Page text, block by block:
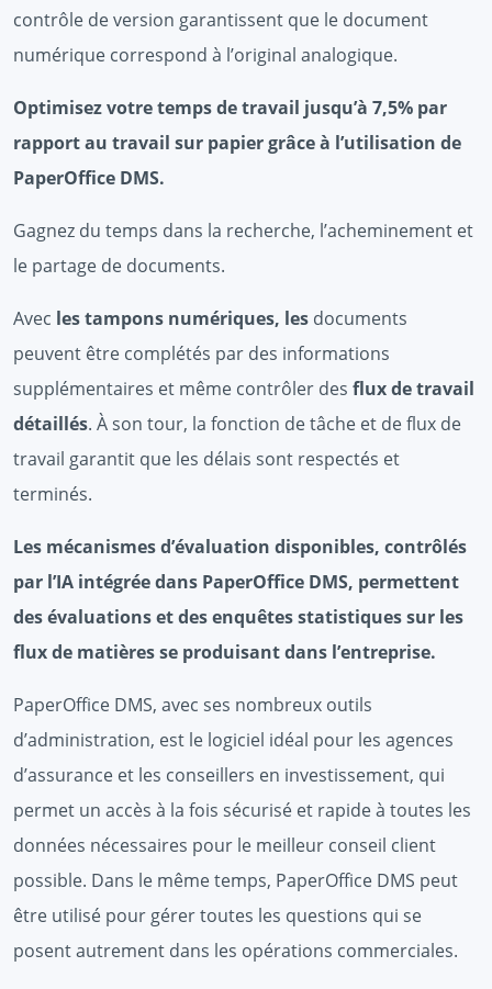
contrôle de version garantissent que le document
numérique correspond à l’original analogique.
Optimisez votre temps de travail jusqu’à 7,5% par
rapport au travail sur papier grâce à l’utilisation de
PaperOffice DMS.
Gagnez du temps dans la recherche, l’acheminement et
le partage de documents.
Avec les tampons numériques, les documents
peuvent être complétés par des informations
supplémentaires et même contrôler des flux de travail
détaillés. À son tour, la fonction de tâche et de flux de
travail garantit que les délais sont respectés et
terminés.
Les mécanismes d’évaluation disponibles, contrôlés
par l’IA intégrée dans PaperOffice DMS, permettent
des évaluations et des enquêtes statistiques sur les
flux de matières se produisant dans l’entreprise.
PaperOffice DMS, avec ses nombreux outils
d’administration, est le logiciel idéal pour les agences
d’assurance et les conseillers en investissement, qui
permet un accès à la fois sécurisé et rapide à toutes les
données nécessaires pour le meilleur conseil client
possible. Dans le même temps, PaperOffice DMS peut
être utilisé pour gérer toutes les questions qui se
posent autrement dans les opérations commerciales.